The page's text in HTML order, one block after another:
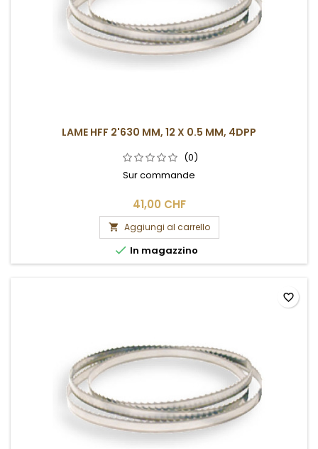
LAME HFF 2'630 MM, 12 X 0.5 MM, 4DPP
(0)
Sur commande
41,00 CHF
 Aggiungi al carrello
 In magazzino
favorite_border